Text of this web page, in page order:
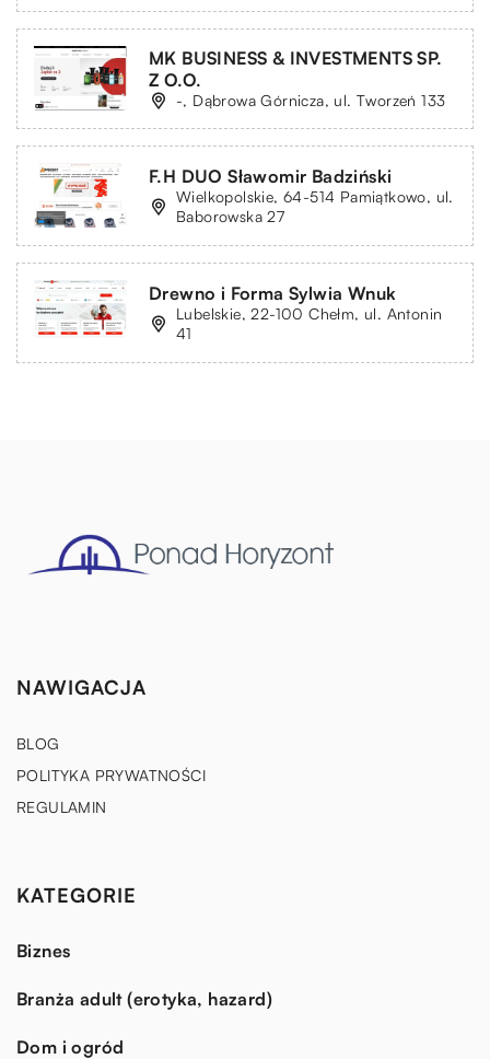
MK BUSINESS & INVESTMENTS SP.
Z O.O.
-, Dąbrowa Górnicza, ul. Tworzeń 133
F.H DUO Sławomir Badziński
Wielkopolskie, 64-514 Pamiątkowo, ul.
Baborowska 27
Drewno i Forma Sylwia Wnuk
Lubelskie, 22-100 Chełm, ul. Antonin
41
NAWIGACJA
BLOG
POLITYKA PRYWATNOŚCI
REGULAMIN
KATEGORIE
Biznes
Branża adult (erotyka, hazard)
Dom i ogród